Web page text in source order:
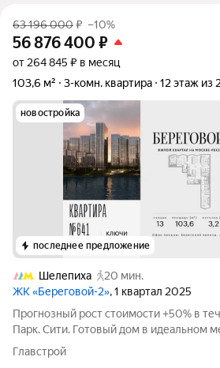
63 196 000₽ –10%
56 876 400 ₽
от 264 845 ₽ в месяц
103,6 м²
3-комн. квартира 12 этаж из
новостройка
последнее предложение
Шелепиха
20 мин.
ЖК «Береговой-2», 1 квартал 2025
Прогнозный рост стоимости +50% в
Парк. Сити. Готовый дом в идеальном
комнатная квартира на 12-м этаже с
и видом на закрытый парковый двор.
Главстрой